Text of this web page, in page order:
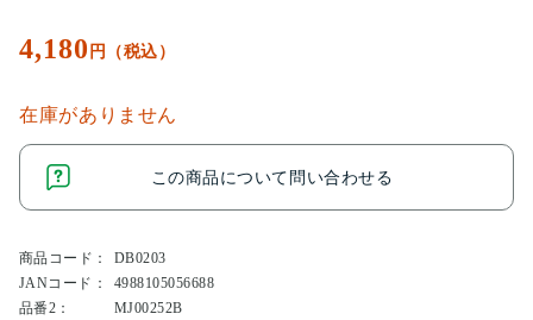
4,180 円（税込）
在庫がありません
この商品について問い合わせる
商品コード：
DB0203
JANコード：
4988105056688
品番2：
MJ00252B